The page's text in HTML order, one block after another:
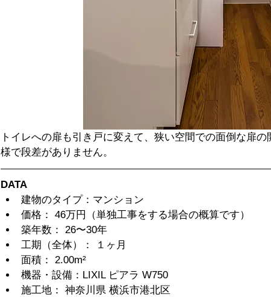
トイレへの扉も引き戸に変えて、狭い空間での面倒な扉
様で段差がありません。
DATA
建物のタイプ：マンション
価格： 46万円（単独工事をする場合の概算です）
築年数： 26〜30年
工期（全体）： １ヶ月
面積： 2.00m²
機器・設備：LIXIL ピアラ W750
施工地： 神奈川県 横浜市港北区